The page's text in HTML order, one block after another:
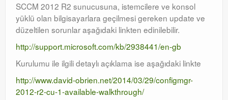
Windows Server Family
SCOM
Orchestrator
Watchguard
SCCM 2012 R2 sunucusuna, istemcilere ve konsol
yüklü olan bilgisayarlara geçilmesi gereken update ve
düzeltilen sorunlar aşağıdaki linkten edinilebilir.
http://support.microsoft.com/kb/2938441/en-gb
Kurulumu ile ilgili detaylı açıklama ise aşağıdaki linkte
http://www.david-obrien.net/2014/03/29/configmgr-
2012-r2-cu-1-available-walkthrough/